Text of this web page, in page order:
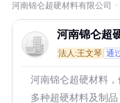
河南锦仑超硬材料有限公司 ·
河南锦仑超
法人:王文琴 通
河南锦仑超硬材料
多种超硬材料及制